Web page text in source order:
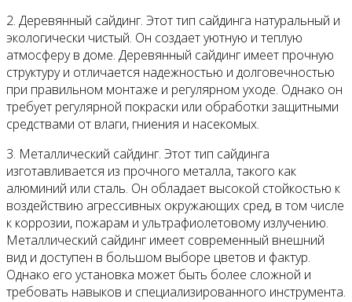
2. Деревянный сайдинг. Этот тип сайдинга натуральный и
экологически чистый. Он создает уютную и теплую
атмосферу в доме. Деревянный сайдинг имеет прочную
структуру и отличается надежностью и долговечностью
при правильном монтаже и регулярном уходе. Однако он
требует регулярной покраски или обработки защитными
средствами от влаги, гниения и насекомых.
3. Металлический сайдинг. Этот тип сайдинга
изготавливается из прочного металла, такого как
алюминий или сталь. Он обладает высокой стойкостью к
воздействию агрессивных окружающих сред, в том числе
к коррозии, пожарам и ультрафиолетовому излучению.
Металлический сайдинг имеет современный внешний
вид и доступен в большом выборе цветов и фактур.
Однако его установка может быть более сложной и
требовать навыков и специализированного инструмента.